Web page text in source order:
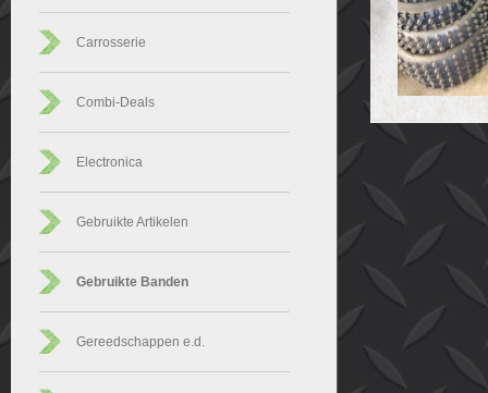
Carrosserie
Combi-Deals
Electronica
Gebruikte Artikelen
Gebruikte Banden
Gereedschappen e.d.